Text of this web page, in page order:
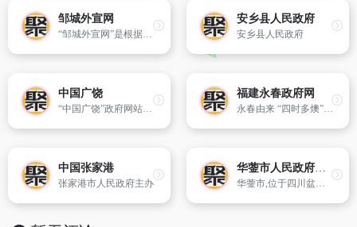
邹城外宣网
“邹城外宣网”是根据中共邹城市委、市政府的要求,并在邹城市委、市政府领导亲切关心、指导下,由市委外宣办、市政府新闻办举办并管理的对外宣传门户网站。
安乡县人民政府
安乡县人民政府
中国广饶
“中国广饶”政府网站集群建设是2010年广饶县在政府机构改革之后积极推进电子政务,落实政务公开,建设法治政府、阳光政府、服务型政府的又一重要举措。网站紧紧围绕“信息公开、公共服务、公众参与”三大功能定位实行分散管理、集中控制、信息共享,建成全县统一的政府信息公开平台。
福建永春政府网
永春由来 “四时多燠”（气候素有“万紫千红花不谢,冬暖夏凉四序春”美誉）,故称永春。地处福建省东南部,晋江东溪上游。东邻仙游,南接南安、安溪,西连漳平,北与德化、大田交界。
中国张家港
张家港市人民政府主办
华蓥市人民政府门户网
华蓥市,位于四川盆地东部、华蓥山中段西麓,是广安市代管的县级市,也是广安“双百”组团城市计划两大副城之一,四川省所辖十四个县级市之一,是四川省的东大门。